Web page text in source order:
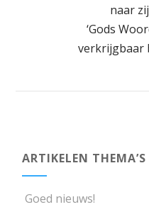
naar
‘Gods
verkrijgbaar
ARTIKELEN THEMA’S
Goed nieuws!